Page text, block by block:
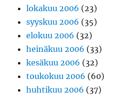
lokakuu 2006 (23)
syyskuu 2006 (35)
elokuu 2006 (32)
heinäkuu 2006 (33)
kesäkuu 2006 (32)
toukokuu 2006 (60)
huhtikuu 2006 (37)